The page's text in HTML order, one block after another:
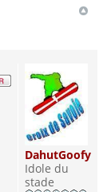
DahutGoofy
Idole du
stade